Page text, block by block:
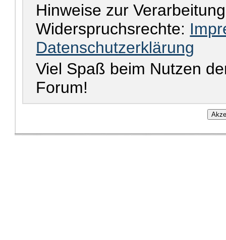
Hinweise zur
Widerspruchsrechte:
Datenschutzerklärung
Viel Spaß beim Nutzen
Forum!